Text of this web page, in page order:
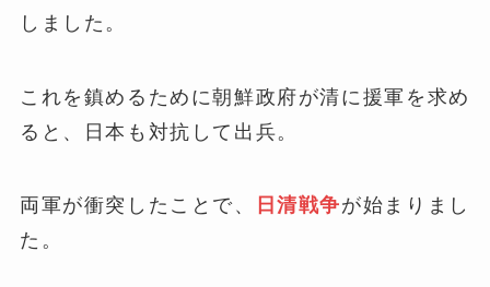
しました。
これを鎮めるために朝鮮政府が清に援軍を求め
ると、日本も対抗して出兵。
両軍が衝突したことで、 日清戦争が始まりまし
た。